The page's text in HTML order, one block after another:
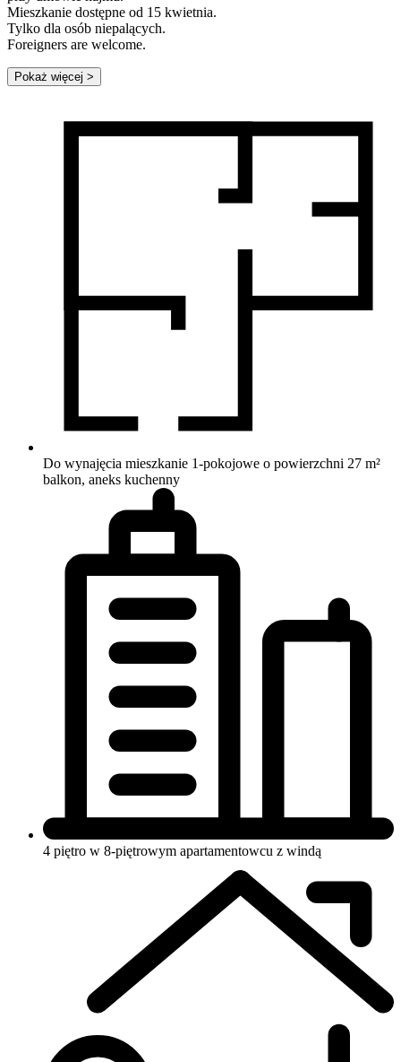
Mieszkanie dostępne od 15 kwietnia.
Tylko dla osób niepalących.
Foreigners are welcome.
Pokaż więcej >
Do wynajęcia mieszkanie 1-pokojowe o powierzchni 27 m²
balkon, aneks kuchenny
4 piętro w 8-piętrowym apartamentowcu z windą